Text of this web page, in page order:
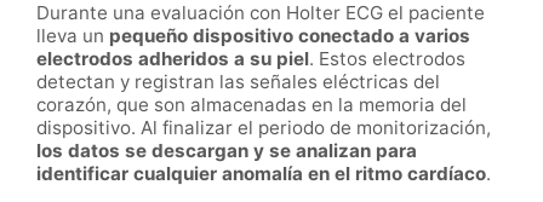
Durante una evaluación con Holter ECG el paciente
lleva un pequeño dispositivo conectado a varios
electrodos adheridos a su piel. Estos electrodos
detectan y registran las señales eléctricas del
corazón, que son almacenadas en la memoria del
dispositivo. Al finalizar el periodo de monitorización,
los datos se descargan y se analizan para
identificar cualquier anomalía en el ritmo cardíaco.